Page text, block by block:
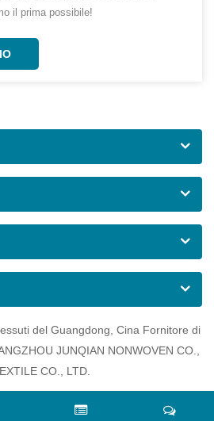
il prima possibile!
del Guangdong, Cina Fornitore di
JUNQIAN NONWOVEN CO.,
CO., LTD.